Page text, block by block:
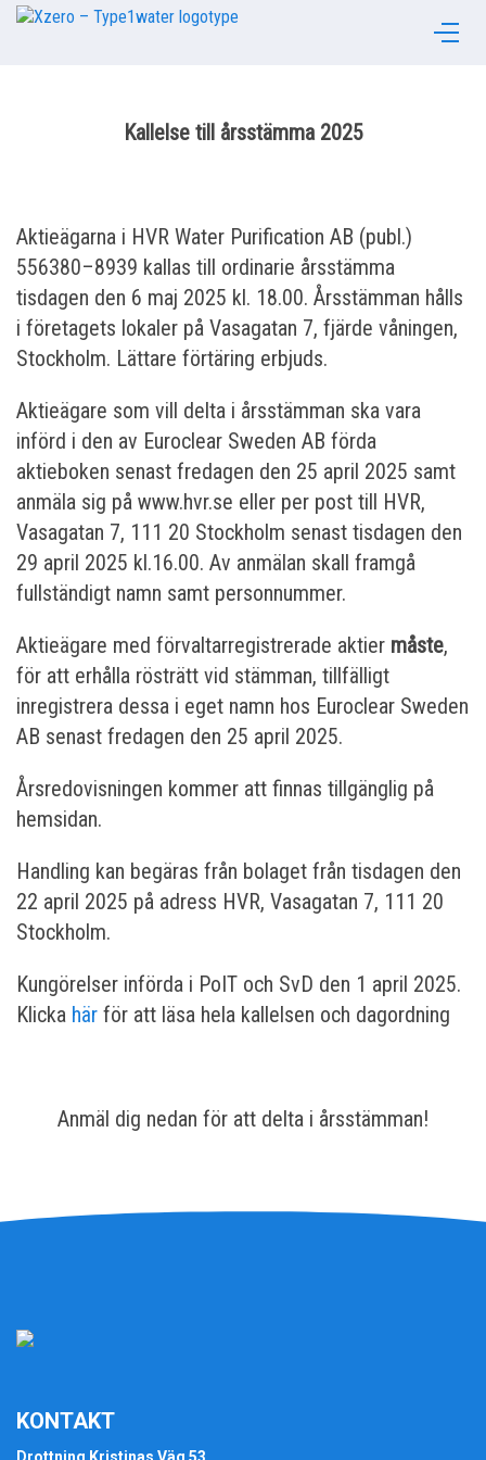
Kallelse till årsstämma 2025
Aktieägarna i HVR Water Purification AB (publ.)
556380–8939 kallas till ordinarie årsstämma
tisdagen den 6 maj 2025 kl. 18.00. Årsstämman hålls
i företagets lokaler på Vasagatan 7, fjärde våningen,
Stockholm. Lättare förtäring erbjuds.
Aktieägare som vill delta i årsstämman ska vara
införd i den av Euroclear Sweden AB förda
aktieboken senast fredagen den 25 april 2025 samt
anmäla sig på www.hvr.se eller per post till HVR,
Vasagatan 7, 111 20 Stockholm senast tisdagen den
29 april 2025 kl.16.00. Av anmälan skall framgå
fullständigt namn samt personnummer.
Aktieägare med förvaltarregistrerade aktier måste,
för att erhålla rösträtt vid stämman, tillfälligt
inregistrera dessa i eget namn hos Euroclear Sweden
AB senast fredagen den 25 april 2025.
Årsredovisningen kommer att finnas tillgänglig på
hemsidan.
Handling kan begäras från bolaget från tisdagen den
22 april 2025 på adress HVR, Vasagatan 7, 111 20
Stockholm.
Kungörelser införda i PoIT och SvD den 1 april 2025.
Klicka här för att läsa hela kallelsen och dagordning
Anmäl dig nedan för att delta i årsstämman!
KONTAKT